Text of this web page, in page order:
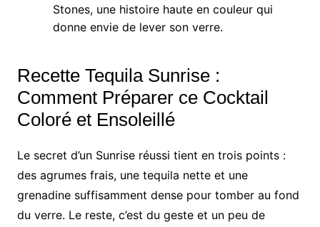
Stones, une histoire haute en couleur qui
donne envie de lever son verre.
Recette Tequila Sunrise :
Comment Préparer ce Cocktail
Coloré et Ensoleillé
Le secret d’un Sunrise réussi tient en trois points :
des agrumes frais, une tequila nette et une
grenadine suffisamment dense pour tomber au fond
du verre. Le reste, c’est du geste et un peu de